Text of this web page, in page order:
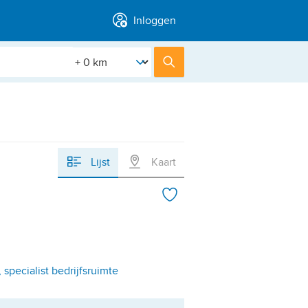
Inloggen
[Straal]
Lijst Kaart
specialist bedrijfsruimte